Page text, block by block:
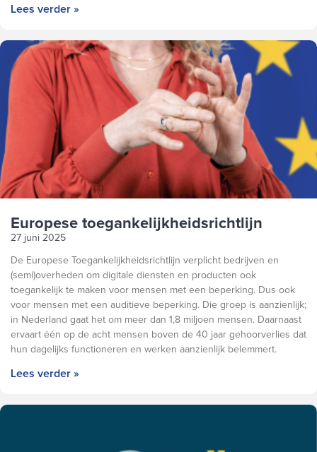
Lees verder »
Europese toegankelijkheidsrichtlijn
27 juni 2025
De Europese Toegankelijkheidsrichtlijn verplicht bedrijven en
(semi)overheden om digitale diensten en producten ook
toegankelijk te maken voor mensen met een beperking. Dus ook
voor mensen met een auditieve beperking. Die groep is aanzienlijk;
in Nederland gaat het om meer dan 1,8 miljoen mensen. Daarnaast
ervaart één op de acht mensen boven de 40 jaar gehoorverlies dat
hun dagelijks functioneren en werken aanzienlijk belemmert.
Lees verder »